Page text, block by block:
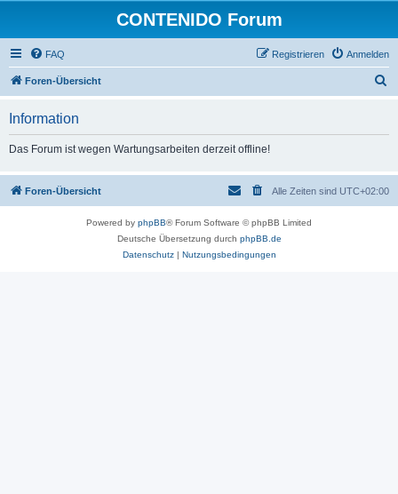
CONTENIDO Forum
FAQ Anmelden
Registrieren
Foren-Übersicht
Information
Das Forum ist wegen Wartungsarbeiten derzeit offline!
Foren-Übersicht Alle Zeiten sind UTC+02:00
Powered by phpBB® Forum Software © phpBB Limited
Deutsche Übersetzung durch phpBB.de
Datenschutz| Nutzungsbedingungen